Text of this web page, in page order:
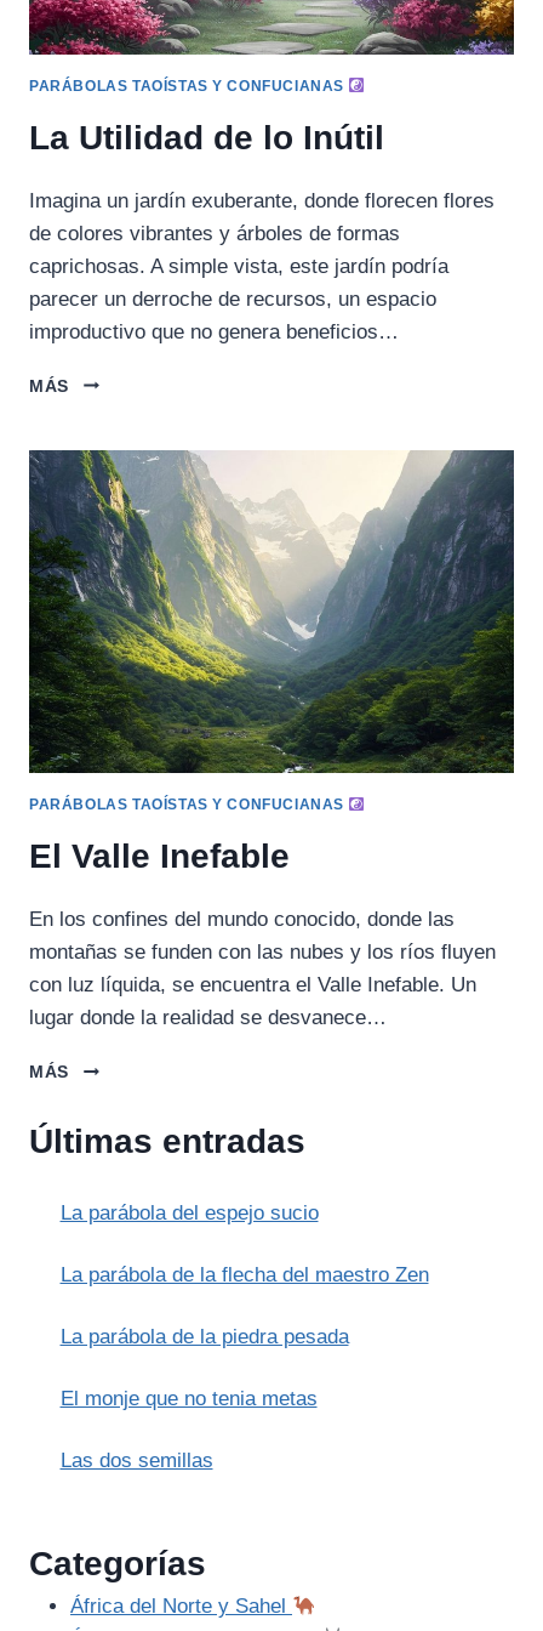
PARÁBOLAS TAOÍSTAS Y CONFUCIANAS
La Utilidad de lo Inútil
Imagina un jardín exuberante, donde florecen flores
de colores vibrantes y árboles de formas
caprichosas. A simple vista, este jardín podría
parecer un derroche de recursos, un espacio
improductivo que no genera beneficios…
MÁS
LA
LO
INÚTIL
PARÁBOLAS TAOÍSTAS Y CONFUCIANAS
El Valle Inefable
En los confines del mundo conocido, donde las
montañas se funden con las nubes y los ríos fluyen
con luz líquida, se encuentra el Valle Inefable. Un
lugar donde la realidad se desvanece…
MÁS
EL
Últimas entradas
La parábola del espejo sucio
La parábola de la flecha del maestro Zen
La parábola de la piedra pesada
El monje que no tenia metas
Las dos semillas
Categorías
África del Norte y Sahel